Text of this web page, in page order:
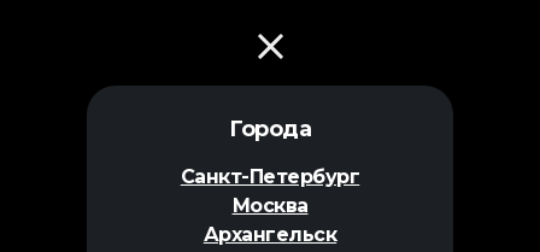
Города
Санкт-Петербург
Москва
Архангельск